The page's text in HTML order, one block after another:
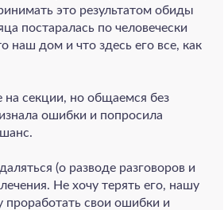
это результатом обиды
постаралась по человечески
наш дом и что здесь его все, как
секции, но общаемся без
ошибки и попросила
(о разводе разговоров и
Не хочу терять его, нашу
свои ошибки и